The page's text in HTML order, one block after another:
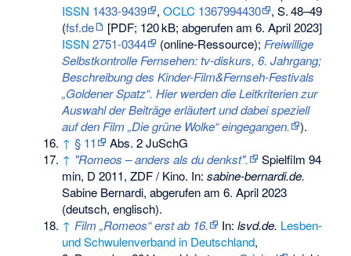
ISSN 1433-9439 ,OCLC 1367994430 ,S.48–49
(fsf.de [PDF; 120kB; abgerufen am 6. April 2023]
ISSN 2751-0344 (online-Ressource); Freiwillige
Selbstkontrolle Fernsehen: tv-diskurs, 6. Jahrgang;
Beschreibung des Kinder-Film&Fernseh-Festivals
„Goldener Spatz“. Hier werden die Leitkriterien zur
Auswahl der Beiträge erläutert und dabei speziell
auf den Film „Die grüne Wolke“ eingegangen.
).
↑ § 11
Abs. 2 JuSchG
↑ "Romeos – anders als du denkst".
Spielfilm 94
min, D 2011, ZDF / Kino. In:sabine-bernardi.de.
Sabine Bernardi, abgerufen am 6. April 2023
(deutsch, englisch).
↑ Film „Romeos“ erst ab 16. In:lsvd.de. Lesben-
und Schwulenverband in Deutschland,